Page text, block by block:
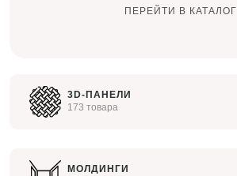
ПЕРЕЙТИ В КАТАЛОГ
3D-ПАНЕЛИ
173 товара
МОЛДИНГИ